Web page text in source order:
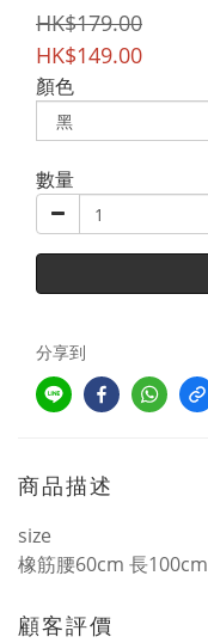
HK$179.00
HK$149.00
顏色
數量
分享到
商品描述
size
橡筋腰60cm 長100cm
顧客評價